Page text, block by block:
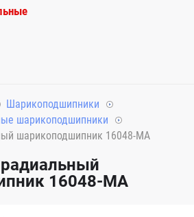
Шарикоподшипники
шарикоподшипники
шарикоподшипник 16048-MA
16048-MA